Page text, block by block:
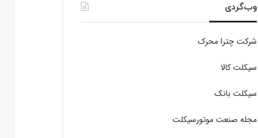
وب‌گردی
شرکت چترا محرک
سیکلت کالا
سیکلت بانک
مجله صنعت موتورسیکلت